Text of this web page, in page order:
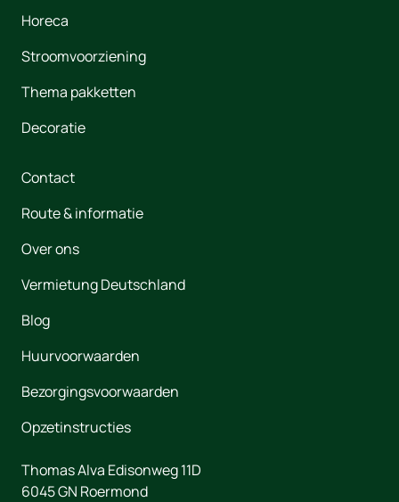
Horeca
Stroomvoorziening
Thema pakketten
Decoratie
Contact
Route & informatie
Over ons
Vermietung Deutschland
Blog
Huurvoorwaarden
Bezorgingsvoorwaarden
Opzetinstructies
Thomas Alva Edisonweg 11D
6045 GN Roermond